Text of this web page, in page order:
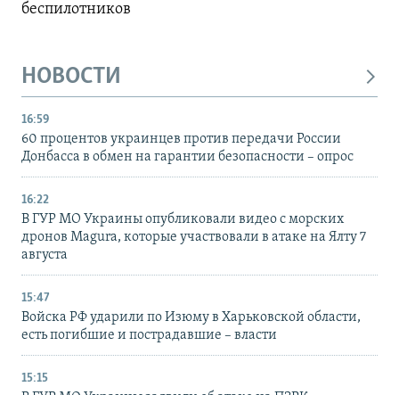
беспилотников
НОВОСТИ
16:59
60 процентов украинцев против передачи России
Донбасса в обмен на гарантии безопасности – опрос
16:22
В ГУР МО Украины опубликовали видео с морских
дронов Magura, которые участвовали в атаке на Ялту 7
августа
15:47
Войска РФ ударили по Изюму в Харьковской области,
есть погибшие и пострадавшие – власти
15:15